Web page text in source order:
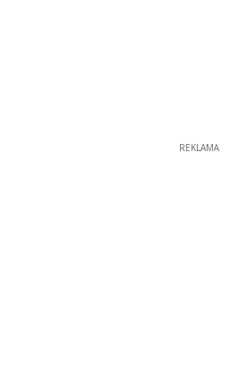
REKLAMA